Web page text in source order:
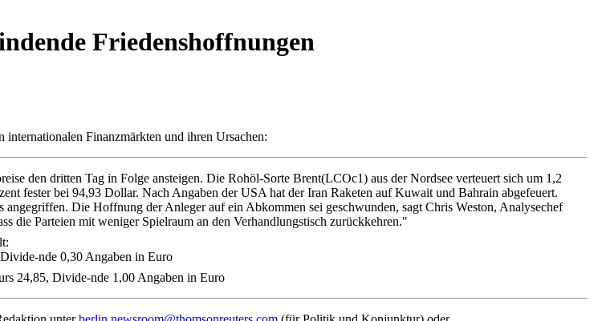
Friedenshoffnungen
Finanzmärkten und ihren Ursachen:
den dritten Tag in Folge ansteigen. Die Rohöl-Sorte Brent(LCOc1) aus der Nordsee verteuert sich um 1,2
fester bei 94,93 Dollar. Nach Angaben der USA hat der Iran Raketen auf Kuwait und Bahrain abgefeuert.
Die Hoffnung der Anleger auf ein Abkommen sei geschwunden, sagt Chris Weston, Analysechef
die Parteien mit weniger Spielraum an den Verhandlungstisch zurückkehren."
nde 0,30 Angaben in Euro
24,85, Divide-nde 1,00 Angaben in Euro